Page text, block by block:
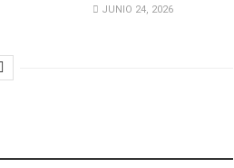
JUNIO 24, 2026